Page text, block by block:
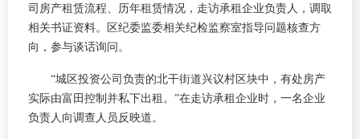
司房产租赁流程、历年租赁情况，走访承租企业负责人，调取
相关书证资料。区纪委监委相关纪检监察室指导问题核查方
向，参与谈话询问。
“城区投资公司负责的北干街道兴议村区块中，有处房产
实际由富田控制并私下出租。”在走访承租企业时，一名企业
负责人向调查人员反映道。